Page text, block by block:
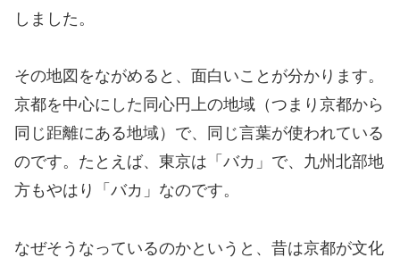
しました。
その地図をながめると、面白いことが分かります。
京都を中心にした同心円上の地域（つまり京都から
同じ距離にある地域）で、同じ言葉が使われている
のです。たとえば、東京は「バカ」で、九州北部地
方もやはり「バカ」なのです。
なぜそうなっているのかというと、昔は京都が文化